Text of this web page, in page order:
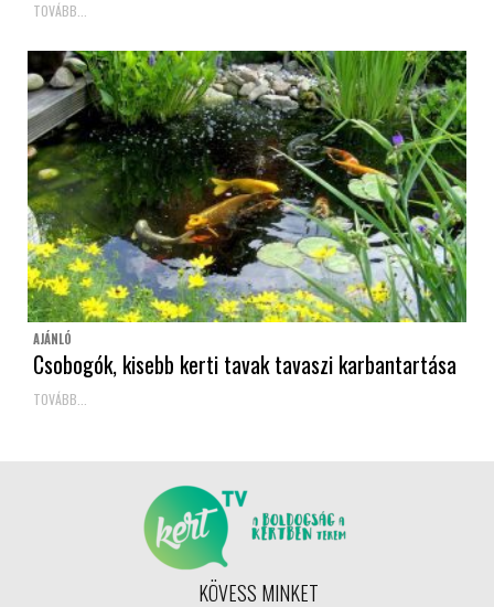
TOVÁBB...
AJÁNLÓ
Csobogók, kisebb kerti tavak tavaszi karbantartása
TOVÁBB...
KÖVESS MINKET